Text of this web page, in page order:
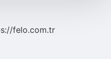
felo.com.tr